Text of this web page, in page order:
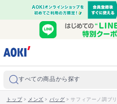
すべての商品から探す
トップ> メンズ > バッグ >サフィアーノ調ブ